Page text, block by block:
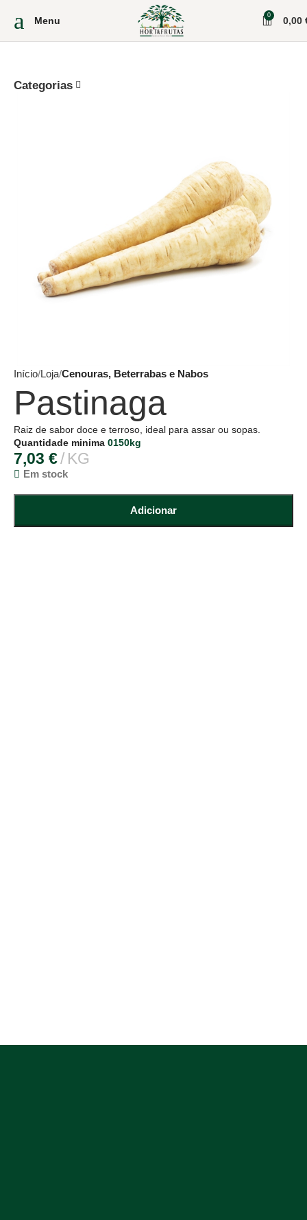
Menu 0 0,00
Categorias
Início Loja Cenouras, Beterrabas e Nabos
Pastinaga
Raiz de sabor doce e terroso, ideal para assar ou sopas.
Quantidade minima 0150kg
7,03 € KG
Em stock
Adicionar